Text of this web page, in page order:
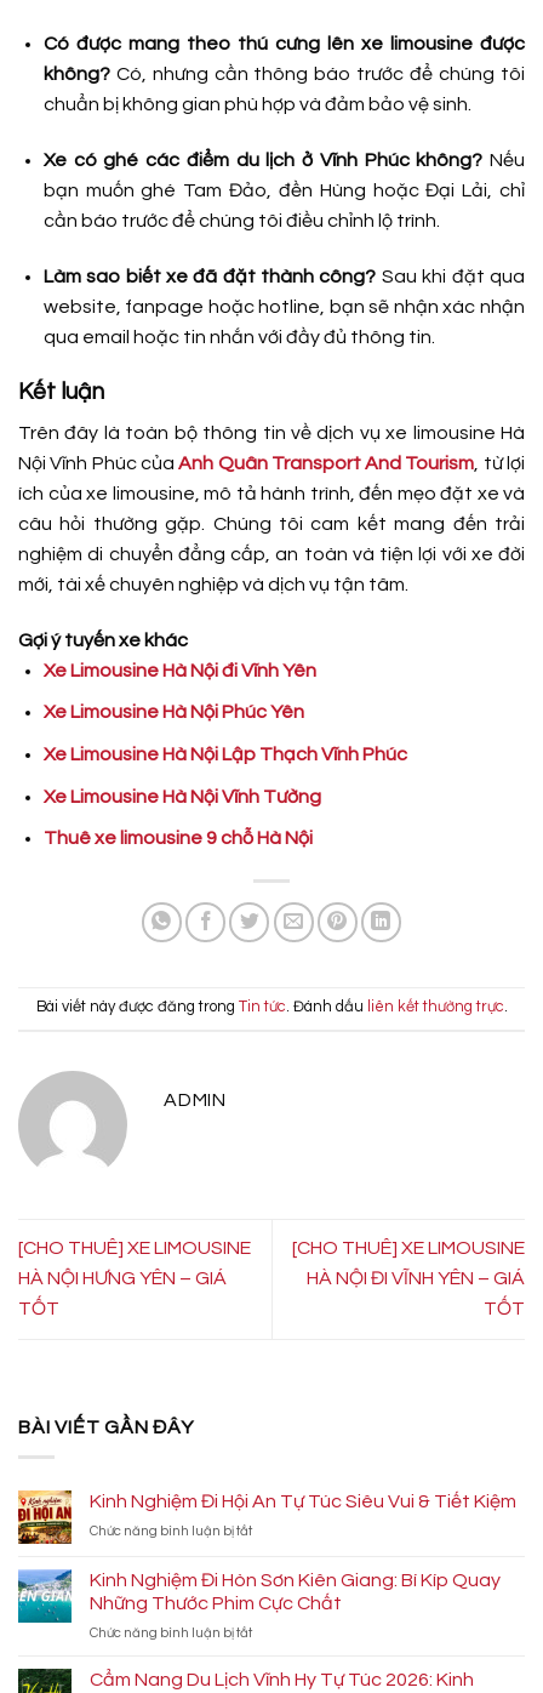
Có được mang theo thú cưng lên xe limousine được
không?Có, nhưng cần thông báo trước để chúng tôi
chuẩn bị không gian phù hợp và đảm bảo vệ sinh.
Xe có ghé các điểm du lịch ở Vĩnh Phúc không? Nếu
bạn muốn ghé Tam Đảo, đền Hùng hoặc Đại Lải, chỉ
cần báo trước để chúng tôi điều chỉnh lộ trình.
Làm sao biết xe đã đặt thành công? Sau khi đặt qua
website, fanpage hoặc hotline, bạn sẽ nhận xác nhận
qua email hoặc tin nhắn với đầy đủ thông tin.
Kết luận
Trên đây là toàn bộ thông tin về dịch vụ xe limousine Hà
Nội Vĩnh Phúc củaAnh Quân Transport And Tourism , từ lợi
ích của xe limousine, mô tả hành trình, đến mẹo đặt xe và
câu hỏi thường gặp. Chúng tôi cam kết mang đến trải
nghiệm di chuyển đẳng cấp, an toàn và tiện lợi với xe đời
mới, tài xế chuyên nghiệp và dịch vụ tận tâm.
Gợi ý tuyến xe khác
Xe Limousine Hà Nội đi Vĩnh Yên
Xe Limousine Hà Nội Phúc Yên
Xe Limousine Hà Nội Lập Thạch Vĩnh Phúc
Xe Limousine Hà Nội Vĩnh Tường
Thuê xe limousine 9 chỗ Hà Nội
Bài viết này được đăng trong Tin tức. Đánh dấu liên kết thường trực.
ADMIN
[CHO THUÊ] XE LIMOUSINE
HÀ NỘI HƯNG YÊN – GIÁ
TỐT
[CHO THUÊ] XE LIMOUSINE
HÀ NỘI ĐI VĨNH YÊN – GIÁ
TỐT
BÀI VIẾT GẦN ĐÂY
Kinh Nghiệm Đi Hội An Tự Túc Siêu Vui & Tiết Kiệm
Chức năng bình luận bị tắtở
Hội
An
Túc
Kinh Nghiệm Đi Hòn Sơn Kiên Giang: Bí Kíp Quay
Những Thước Phim Cực Chất
Chức năng bình luận bị tắtở
Nghiệm
Cẩm Nang Du Lịch Vĩnh Hy Tự Túc 2026: Kinh